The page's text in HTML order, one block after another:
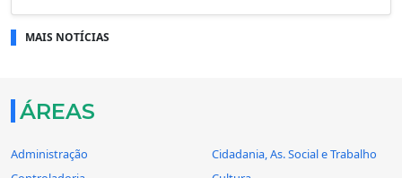
MAIS NOTÍCIAS
ÁREAS
Administração
Cidadania, As. Social e Trabalho